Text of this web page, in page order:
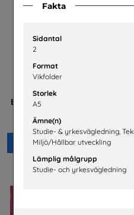
Fakta
Sidantal
2
Format
Vikfolder
Storlek
A5
Ämne(n)
Studie- & yrkesvägledning,
Miljö/Hållbar utveckling
Lämplig målgrupp
Studie- och yrkesvägledning
Betald praktik som ingenjör
Tekniksprånget
Beställ 0kr